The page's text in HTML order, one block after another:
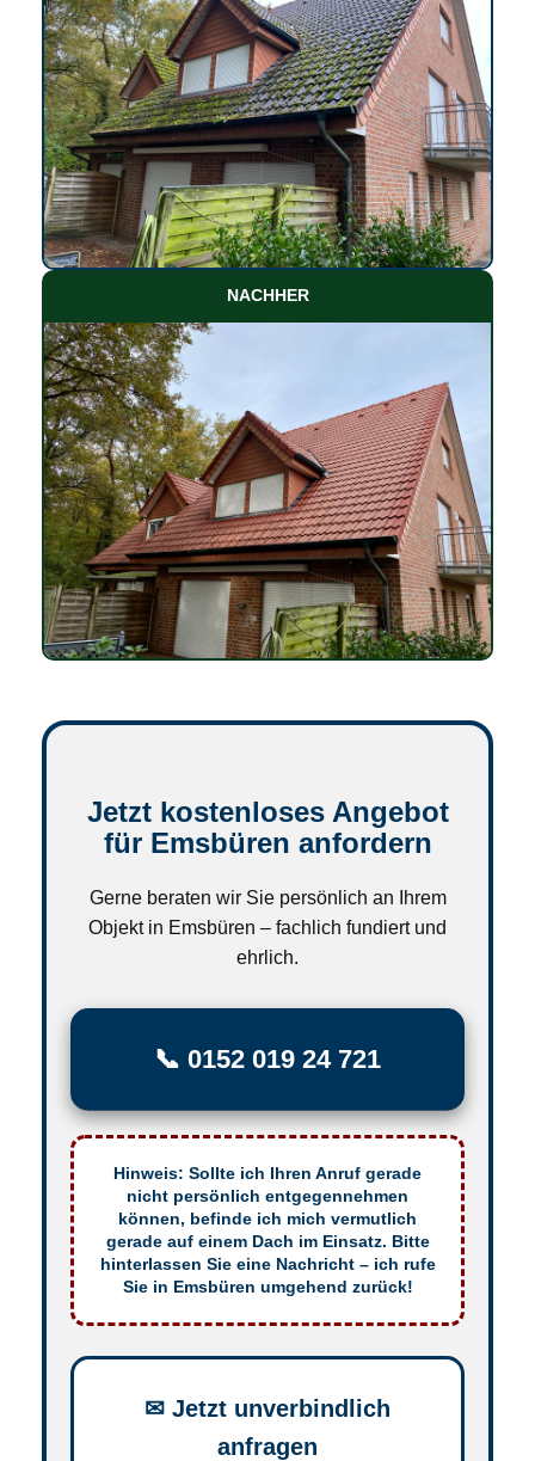
NACHHER
Jetzt kostenloses Angebot
für Emsbüren anfordern
Gerne beraten wir Sie persönlich an Ihrem
Objekt in Emsbüren – fachlich fundiert und
ehrlich.
📞 0152 019 24 721
Hinweis: Sollte ich Ihren Anruf gerade
nicht persönlich entgegennehmen
können, befinde ich mich vermutlich
gerade auf einem Dach im Einsatz. Bitte
hinterlassen Sie eine Nachricht – ich rufe
Sie in Emsbüren umgehend zurück!
✉ Jetzt unverbindlich
anfragen